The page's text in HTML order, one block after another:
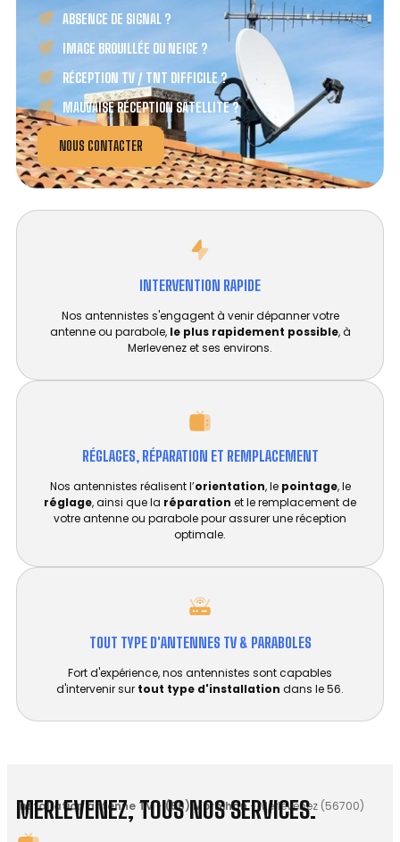
ABSENCE DE SIGNAL ?
IMAGE BROUILLÉE OU NEIGE ?
RÉCEPTION TV / TNT DIFFICILE ?
MAUVAISE RÉCEPTION SATELLITE ?
NOUS CONTACTER
INTERVENTION RAPIDE
Nos antennistes s'engagent à venir dépanner votre
antenne ou parabole, le plus rapidement possible, à
Merlevenez et ses environs.
RÉGLAGES, RÉPARATION ET REMPLACEMENT​
Nos antennistes réalisent l’orientation, le pointage, le
réglage, ainsi que la réparation et le remplacement de
votre antenne ou parabole pour assurer une réception
optimale.
TOUT TYPE D'ANTENNES TV & PARABOLES
Fort d'expérience, nos antennistes sont capables
d'intervenir sur tout type d'installation dans le 56.
Installation antenne TV- (56) Morbihan-Merlevenez (56700)
MERLEVENEZ, TOUS NOS SERVICES.